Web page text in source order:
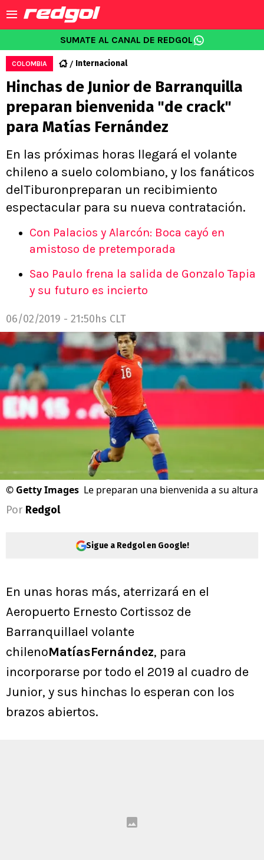
SUMATE AL CANAL DE REDGOL
COLOMBIA Internacional
Hinchas de Junior de Barranquilla
preparan bienvenida "de crack"
para Matías Fernández
En las próximas horas llegará el volante
chileno a suelo colombiano, y los fanáticos
delTiburonpreparan un recibimiento
espectacular para su nueva contratación.
Con Palacios y Alarcón: Boca cayó en
amistoso de pretemporada
Sao Paulo frena la salida de Gonzalo Tapia
y su futuro es incierto
06/02/2019 - 21:50hs CLT
© Getty Images Le preparan una bienvenida a su altura
Por Redgol
Sigue a Redgol en Google!
En unas horas más, aterrizará en el
Aeropuerto Ernesto Cortissoz de
Barranquillael volante
chilenoMatíasFernández, para
incorporarse por todo el 2019 al cuadro de
Junior, y sus hinchas lo esperan con los
brazos abiertos.